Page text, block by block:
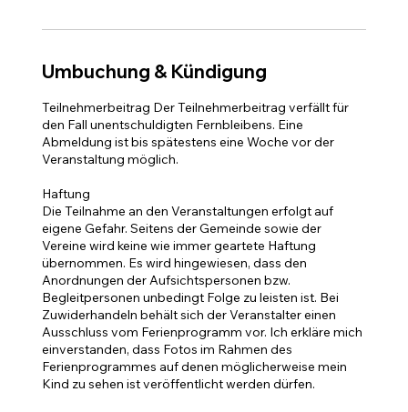
Umbuchung & Kündigung
Teilnehmerbeitrag Der Teilnehmerbeitrag verfällt für
den Fall unentschuldigten Fernbleibens. Eine
Abmeldung ist bis spätestens eine Woche vor der
Veranstaltung möglich.
Haftung
Die Teilnahme an den Veranstaltungen erfolgt auf
eigene Gefahr. Seitens der Gemeinde sowie der
Vereine wird keine wie immer geartete Haftung
übernommen. Es wird hingewiesen, dass den
Anordnungen der Aufsichtspersonen bzw.
Begleitpersonen unbedingt Folge zu leisten ist. Bei
Zuwiderhandeln behält sich der Veranstalter einen
Ausschluss vom Ferienprogramm vor. Ich erkläre mich
einverstanden, dass Fotos im Rahmen des
Ferienprogrammes auf denen möglicherweise mein